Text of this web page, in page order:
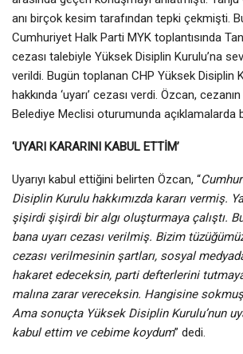
anı birçok kesim tarafından tepki çekmişti.
Cumhuriyet Halk Parti MYK toplantısında
cezası talebiyle Yüksek Disiplin Kurulu’na
verildi. Bugün toplanan CHP Yüksek Disiplin
hakkında ‘uyarı’ cezası verdi. Özcan,
Belediye Meclisi oturumunda açıklamalarda
‘UYARI KARARINI KABUL ETTİM’
Uyarıyı kabul ettiğini belirten Özcan, “
Disiplin Kurulu hakkımızda kararı vermiş.
şişirdi şişirdi bir algı oluşturmaya çalıştı.
bana uyarı cezası verilmiş. Bizim
cezası verilmesinin şartları, sosyal
hakaret edeceksin, parti defterlerini
malına zarar vereceksin. Hangisine
Ama sonuçta Yüksek Disiplin Kurulu’nun
kabul ettim ve cebime koydum” dedi.